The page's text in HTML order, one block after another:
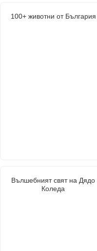
100+ животни от България
Вълшебният свят на Дядо
Коледа